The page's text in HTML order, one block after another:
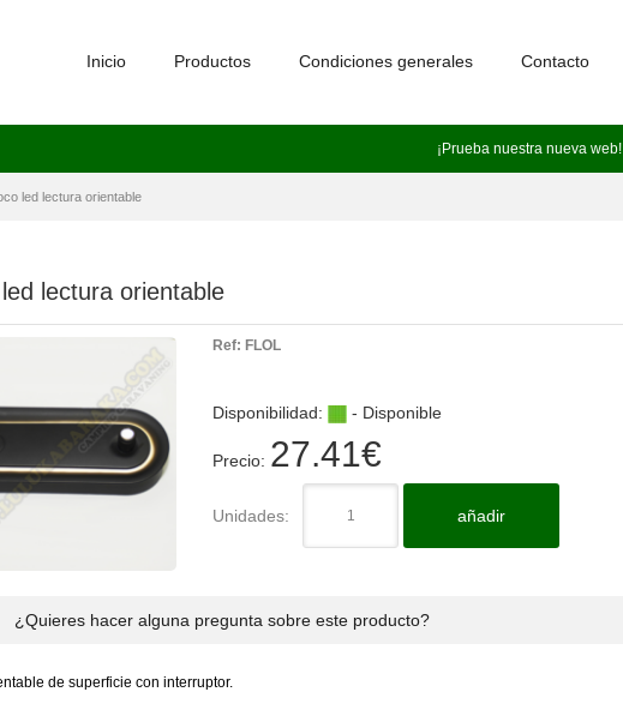
¡Prueba nuestra nueva web!
Inicio Productos Condiciones generales Contacto
led lectura orientable
lectura orientable
Ref: FLOL
Disponibilidad: - Disponible
Precio: 27.41€
Unidades: añadir
¿Quieres hacer alguna pregunta sobre este producto?
de superficie con interruptor.